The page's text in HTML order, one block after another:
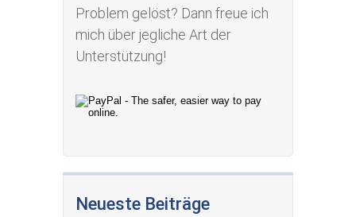
Problem gelöst? Dann freue ich
mich über jegliche Art der
Unterstützung!
Neueste Beiträge